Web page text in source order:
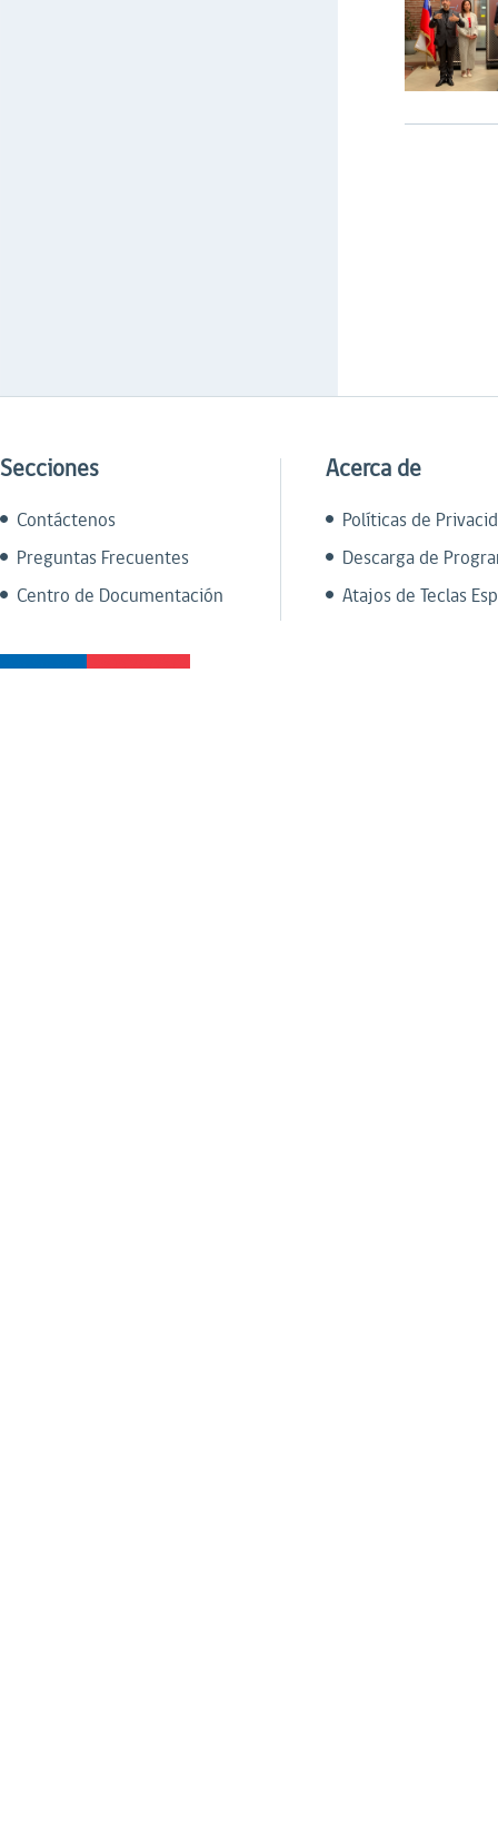
Secciones
Contáctenos
Preguntas Frecuentes
Centro de Documentación
Acerca de
Políticas de
Descarga de
Atajos de Teclas